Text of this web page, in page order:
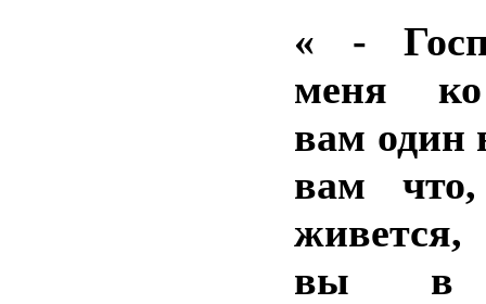
« -
меня
вам один
вам
вы в